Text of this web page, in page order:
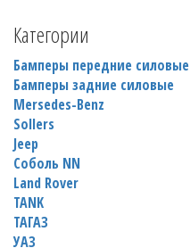
Категории
Бамперы передние силовые
Бамперы задние силовые
Mersedes-Benz
Sollers
Jeep
Соболь NN
Land Rover
TANK
ТАГАЗ
УАЗ